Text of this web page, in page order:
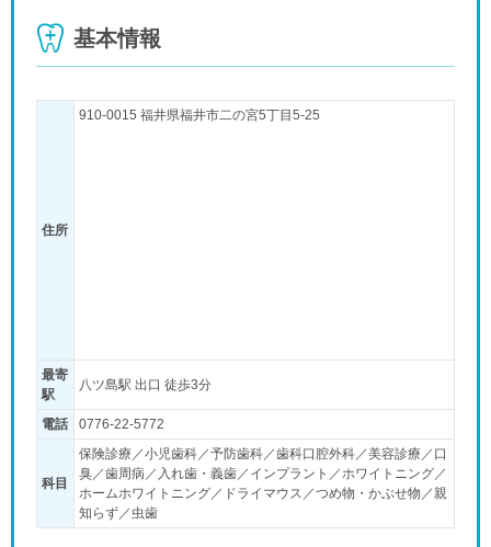
基本情報
住所
910-0015 福井県福井市二の宮5丁目5-25
最寄
駅
八ツ島駅 出口 徒歩3分
電話 0776-22-5772
科目
保険診療／小児歯科／予防歯科／歯科口腔外科／美容診療／口
臭／歯周病／入れ歯・義歯／インプラント／ホワイトニング／
ホームホワイトニング／ドライマウス／つめ物・かぶせ物／親
知らず／虫歯